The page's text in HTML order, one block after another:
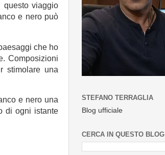
questo viaggio
e nero può
che ho
Composizioni
stimolare una
e nero una
di ogni istante
STEFANO TERRAGLIA
Blog ufficiale
CERCA IN QUESTO BLOG